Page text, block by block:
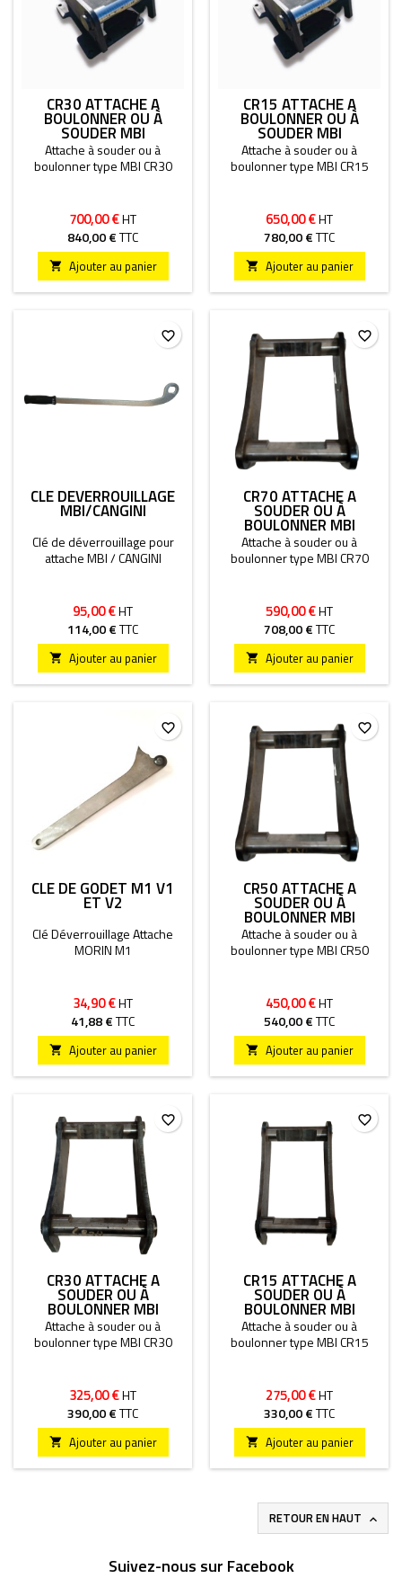
CR30 ATTACHE À
BOULONNER OU À
SOUDER MBI
Attache à souder ou à
boulonner type MBI CR30
700,00 €HT
840,00 €TTC
 Ajouter au panier
CR15 ATTACHE À
BOULONNER OU À
SOUDER MBI
Attache à souder ou à
boulonner type MBI CR15
650,00 €HT
780,00 €TTC
 Ajouter au panier
CLÉ DÉVERROUILLAGE
MBI/CANGINI
Clé de déverrouillage pour
attache MBI / CANGINI
95,00 €HT
114,00 €TTC
 Ajouter au panier
favorite_border
CR70 ATTACHE À
SOUDER OU À
BOULONNER MBI
Attache à souder ou à
boulonner type MBI CR70
590,00 €HT
708,00 €TTC
 Ajouter au panier
favorite_border
CLÉ DE GODET M1 V1
ET V2
Clé Déverrouillage Attache
MORIN M1
34,90 €HT
41,88 €TTC
 Ajouter au panier
favorite_border
CR50 ATTACHE À
SOUDER OU À
BOULONNER MBI
Attache à souder ou à
boulonner type MBI CR50
450,00 €HT
540,00 €TTC
 Ajouter au panier
favorite_border
CR30 ATTACHE À
SOUDER OU À
BOULONNER MBI
Attache à souder ou à
boulonner type MBI CR30
325,00 €HT
390,00 €TTC
 Ajouter au panier
favorite_border
CR15 ATTACHE À
SOUDER OU À
BOULONNER MBI
Attache à souder ou à
boulonner type MBI CR15
275,00 €HT
330,00 €TTC
 Ajouter au panier
favorite_border
RETOUR EN HAUT 
Suivez-nous sur Facebook